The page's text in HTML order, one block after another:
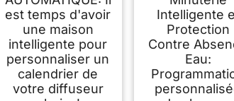
est temps d'avoir
une maison
intelligente pour
personnaliser un
calendrier de
votre diffuseur
Intelligente
Protection
Contre
Eau: